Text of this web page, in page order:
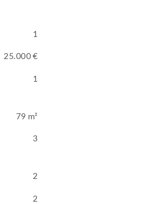
1
25.000 €
1
79 m²
3
2
2